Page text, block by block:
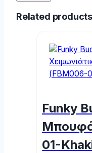
Related products
Funky
01-